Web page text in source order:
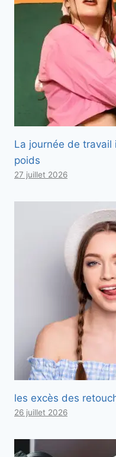
La journée de
poids
27 juillet 2026
les excès des
26 juillet 2026